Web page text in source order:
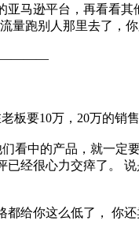
马逊平台，再看看
量跑别人那里去了，
板要10万，20万的销售
看中的产品，就一定
经很心力交瘁了。
给你这么低了， 你